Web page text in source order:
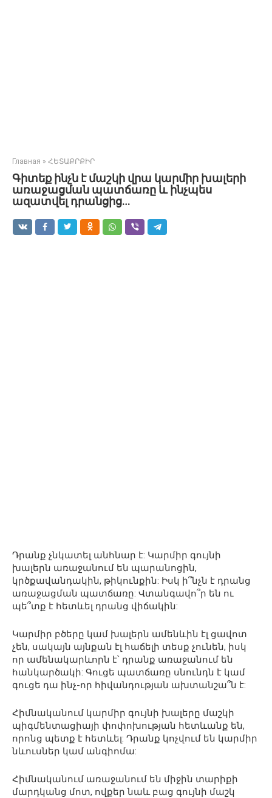
Главная » ՀԵՏԱՔՐՔԻՐ
Գիտեք ինչն է մաշկի վրա կարմիր խալերի
առաջացման պատճառը և ինչպես
ազատվել դրանցից…
Դրանք չնկատել անհնար է: Կարմիր գույնի
խալերն առաջանում են պարանոցին,
կրծքավանդակին, թիկունքին: Իսկ ի՞նչն է դրանց
առաջացման պատճառը: Վտանգավո՞ր են ու
պե՞տք է հետևել դրանց վիճակին:
Կարմիր բծերը կամ խալերն ամենևին էլ ցավոտ
չեն, սակայն այնքան էլ հաճելի տեսք չունեն, իսկ
որ ամենակարևորն է՝ դրանք առաջանում են
հանկարծակի: Գուցե պատճառը սնունդն է կամ
գուցե դա ինչ-որ հիվանդության ախտանշա՞ն է:
Հիմնականում կարմիր գույնի խալերը մաշկի
պիգմենտացիայի փոփոխության հետևանք են,
որոնց պետք է հետևել: Դրանք կոչվում են կարմիր
նևուսներ կամ անգիոմա:
Հիմնականում առաջանում են միջին տարիքի
մարդկանց մոտ, ովքեր նաև բաց գույնի մաշկ